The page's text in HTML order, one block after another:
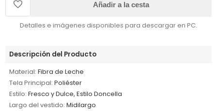
Añadir a la cesta
Detalles e imágenes disponibles para descargar en PC.
Descripción del Producto
Material: Fibra de Leche
Tela Principal: Poliéster
Estilo: Fresco y Dulce, Estilo Doncella
Largo del vestido: Midilargo